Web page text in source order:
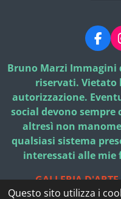
Questo sito utilizza i
F
a
c
e
b
o
o
k
Bruno Marzi Immagini
riservati. Vietato
autorizzazione.
social devono
altresì non
qualsiasi sistema
interessati alle
GALLERIA
© 2025 - 2026 Bruno